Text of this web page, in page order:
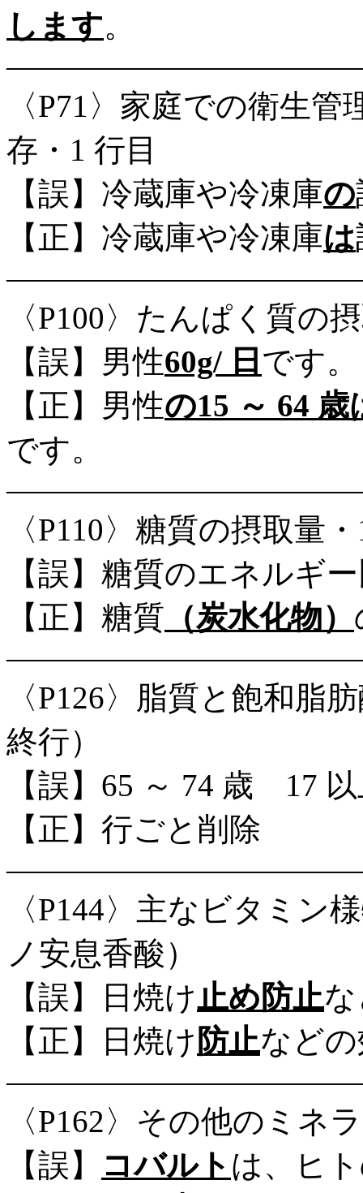
します。
〈P71〉家庭での衛生
存・1 行目
【誤】冷蔵庫や冷凍庫の
【正】冷蔵庫や冷凍庫は
〈P100〉たんぱく質の
【誤】男性60g/ 日 です。
【正】男性の15 ～ 64 歳
です。
〈P110〉糖質の摂取量
【誤】糖質のエネルギ
【正】糖質 （炭水化物）
〈P126〉脂質と飽和脂
終行）
【誤】65 ～ 74 歳 17
【正】行ごと削除
〈P144〉主なビタミン
ノ安息香酸）
【誤】日焼け止め防止
【正】日焼け 防止など
〈P162〉その他のミネ
【誤】
コバルト は、ヒ